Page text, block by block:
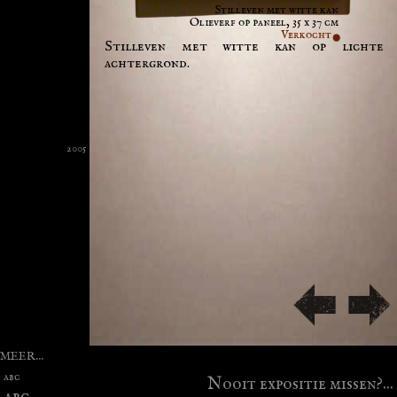
Stilleven met witte kan
Olieverf op paneel, 35 x 37 cm
Verkocht
Stilleven met witte kan op lichte
achtergrond.
2005
MEER...
Nooit expositie missen?...
abc